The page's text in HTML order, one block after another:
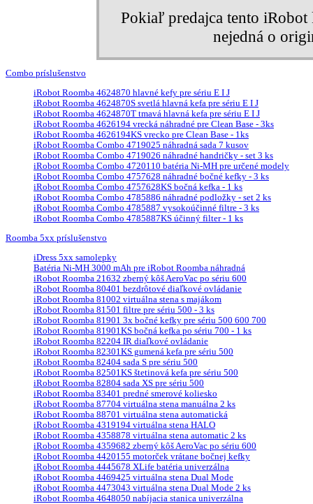
Pokiaľ predajca tento
nejedná o
Combo príslušenstvo
iRobot Roomba 4624870 hlavné kefy pre sériu E I J
iRobot Roomba 4624870S svetlá hlavná kefa pre sériu E I J
iRobot Roomba 4624870T tmavá hlavná kefa pre sériu E I J
iRobot Roomba 4626194 vrecká náhradné pre Clean Base - 3ks
iRobot Roomba 4626194KS vrecko pre Clean Base - 1ks
iRobot Roomba Combo 4719025 náhradná sada 7 kusov
iRobot Roomba Combo 4719026 náhradné handričky - set 3 ks
iRobot Roomba Combo 4720110 batéria Ni-MH pre určené modely
iRobot Roomba Combo 4757628 náhradné bočné kefky - 3 ks
iRobot Roomba Combo 4757628KS bočná kefka - 1 ks
iRobot Roomba Combo 4785886 náhradné podložky - set 2 ks
iRobot Roomba Combo 4785887 vysokoúčinné filtre - 3 ks
iRobot Roomba Combo 4785887KS účinný filter - 1 ks
Roomba 5xx príslušenstvo
iDress 5xx samolepky
Batéria Ni-MH 3000 mAh pre iRobot Roomba náhradná
iRobot Roomba 21632 zberný kôš AeroVac po sériu 600
iRobot Roomba 80401 bezdrôtové diaľkové ovládanie
iRobot Roomba 81002 virtuálna stena s majákom
iRobot Roomba 81501 filtre pre sériu 500 - 3 ks
iRobot Roomba 81901 3x bočné kefky pre sériu 500 600 700
iRobot Roomba 81901KS bočná kefka po sériu 700 - 1 ks
iRobot Roomba 82204 IR diaľkové ovládanie
iRobot Roomba 82301KS gumená kefa pre sériu 500
iRobot Roomba 82404 sada S pre sériu 500
iRobot Roomba 82501KS štetinová kefa pre sériu 500
iRobot Roomba 82804 sada XS pre sériu 500
iRobot Roomba 83401 predné smerové koliesko
iRobot Roomba 87704 virtuálna stena manuálna 2 ks
iRobot Roomba 88701 virtuálna stena automatická
iRobot Roomba 4319194 virtuálna stena HALO
iRobot Roomba 4358878 virtuálna stena automatic 2 ks
iRobot Roomba 4359682 zberný kôš AeroVac po sériu 600
iRobot Roomba 4420155 motorček vrátane bočnej kefky
iRobot Roomba 4445678 XLife batéria univerzálna
iRobot Roomba 4469425 virtuálna stena Dual Mode
iRobot Roomba 4473043 virtuálna stena Dual Mode 2 ks
iRobot Roomba 4648050 nabíjacia stanica univerzálna